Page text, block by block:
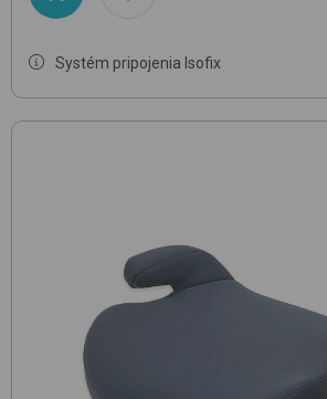
Systém pripojenia Isofix